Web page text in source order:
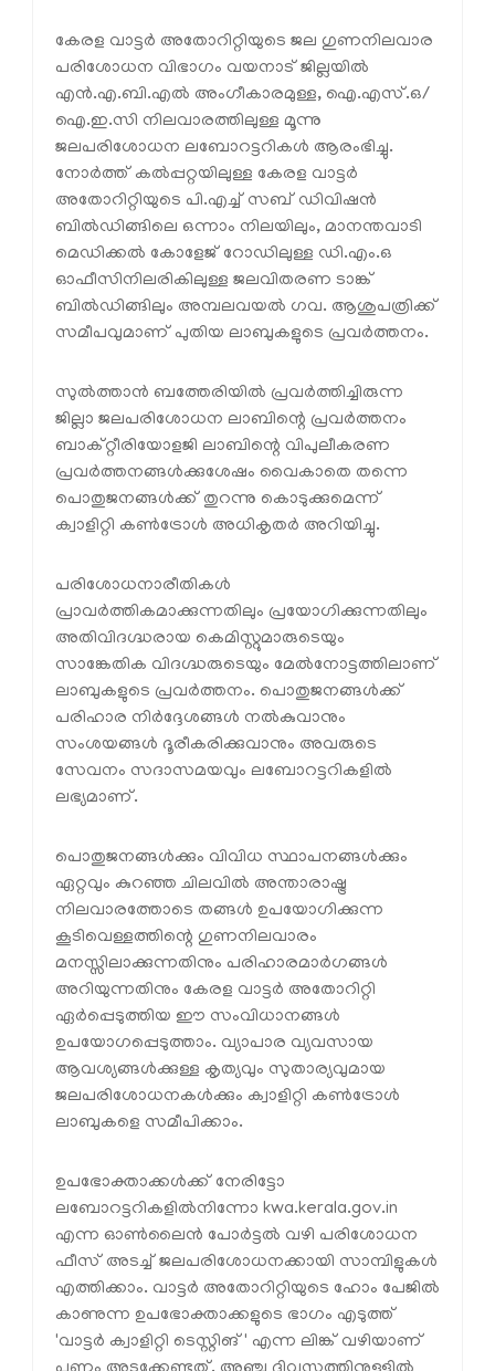
കേരള വാട്ടര്‍ അതോറിറ്റിയുടെ ജല ഗുണനിലവാര
പരിശോധന വിഭാഗം വയനാട് ജില്ലയില്‍
എന്‍.എ.ബി.എല്‍ അംഗീകാരമുള്ള, ഐ.എസ്.ഒ/
ഐ.ഇ.സി നിലവാരത്തിലുള്ള മൂന്നു
ജലപരിശോധന ലബോറട്ടറികള്‍ ആരംഭിച്ചു.
നോര്‍ത്ത് കല്‍പ്പറ്റയിലുള്ള കേരള വാട്ടര്‍
അതോറിറ്റിയുടെ പി.എച്ച് സബ് ഡിവിഷന്‍
ബില്‍ഡിങ്ങിലെ ഒന്നാം നിലയിലും, മാനന്തവാടി
മെഡിക്കല്‍ കോളേജ് റോഡിലുള്ള ഡി.എം.ഒ
ഓഫീസിനിലരികിലുള്ള ജലവിതരണ ടാങ്ക്
ബില്‍ഡിങ്ങിലും അമ്പലവയല്‍ ഗവ. ആശുപത്രിക്ക്
സമീപവുമാണ് പുതിയ ലാബുകളുടെ പ്രവര്‍ത്തനം.
സുല്‍ത്താന്‍ ബത്തേരിയില്‍ പ്രവര്‍ത്തിച്ചിരുന്ന
ജില്ലാ ജലപരിശോധന ലാബിന്റെ പ്രവര്‍ത്തനം
ബാക്റ്റീരിയോളജി ലാബിന്റെ വിപുലീകരണ
പ്രവര്‍ത്തനങ്ങള്‍ക്കുശേഷം വൈകാതെ തന്നെ
പൊതുജനങ്ങള്‍ക്ക് തുറന്നു കൊടുക്കുമെന്ന്
ക്വാളിറ്റി കണ്‍ട്രോള്‍ അധികൃതര്‍ അറിയിച്ചു.
പരിശോധനാരീതികള്‍
പ്രാവര്‍ത്തികമാക്കുന്നതിലും പ്രയോഗിക്കുന്നതിലും
അതിവിദഗ്ദ്ധരായ കെമിസ്റ്റുമാരുടെയും
സാങ്കേതിക വിദഗ്ദ്ധരുടെയും മേല്‍നോട്ടത്തിലാണ്
ലാബുകളുടെ പ്രവര്‍ത്തനം. പൊതുജനങ്ങള്‍ക്ക്
പരിഹാര നിര്‍ദ്ദേശങ്ങള്‍ നല്‍കുവാനും
സംശയങ്ങള്‍ ദൂരീകരിക്കുവാനും അവരുടെ
സേവനം സദാസമയവും ലബോറട്ടറികളില്‍
ലഭ്യമാണ്.
പൊതുജനങ്ങള്‍ക്കും വിവിധ സ്ഥാപനങ്ങള്‍ക്കും
ഏറ്റവും കുറഞ്ഞ ചിലവില്‍ അന്താരാഷ്ട്ര
നിലവാരത്തോടെ തങ്ങള്‍ ഉപയോഗിക്കുന്ന
കൂടിവെള്ളത്തിന്റെ ഗുണനിലവാരം
മനസ്സിലാക്കുന്നതിനും പരിഹാരമാര്‍ഗങ്ങള്‍
അറിയുന്നതിനും കേരള വാട്ടര്‍ അതോറിറ്റി
ഏര്‍പ്പെടുത്തിയ ഈ സംവിധാനങ്ങള്‍
ഉപയോഗപ്പെടുത്താം. വ്യാപാര വ്യവസായ
ആവശ്യങ്ങള്‍ക്കുള്ള കൃത്യവും സുതാര്യവുമായ
ജലപരിശോധനകള്‍ക്കും ക്വാളിറ്റി കണ്‍ട്രോള്‍
ലാബുകളെ സമീപിക്കാം.
ഉപഭോക്താക്കള്‍ക്ക് നേരിട്ടോ
ലബോറട്ടറികളില്‍നിന്നോ kwa.kerala.gov.in
എന്ന ഓണ്‍ലൈന്‍ പോര്‍ട്ടല്‍ വഴി പരിശോധന
ഫീസ് അടച്ച് ജലപരിശോധനക്കായി സാമ്പിളുകള്‍
എത്തിക്കാം. വാട്ടര്‍ അതോറിറ്റിയുടെ ഹോം പേജില്‍
കാണുന്ന ഉപഭോക്താക്കളുടെ ഭാഗം എടുത്ത്
'വാട്ടര്‍ ക്വാളിറ്റി ടെസ്റ്റിങ്' എന്ന ലിങ്ക് വഴിയാണ്